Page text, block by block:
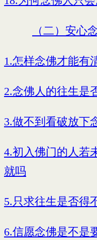
（二）安心
1.怎样念佛才能有
2.念佛人的往生是
3.做不到看破放下
4.初入佛门的人若
就吗
5.只求往生是否得
6.信愿念佛是不是